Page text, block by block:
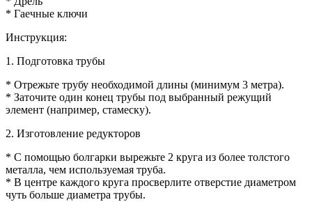
* Гаечные ключи
Инструкция:
1. Подготовка трубы
* Отрежьте трубу необходимой длины (минимум 3 метра).
* Заточите один конец трубы под выбранный режущий
элемент (например, стамеску).
2. Изготовление редукторов
* С помощью болгарки вырежьте 2 круга из более толстого
металла, чем используемая труба.
* В центре каждого круга просверлите отверстие диаметром
чуть больше диаметра трубы.